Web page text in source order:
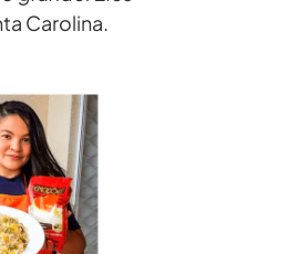
Carolina.